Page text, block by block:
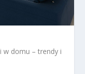
w domu – trendy i